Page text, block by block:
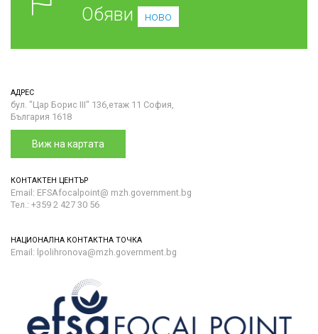
Обяви
ново
АДРЕС
бул. "Цар Борис III" 136,етаж 11 София,
България 1618
Виж на картата
КОНТАКТЕН ЦЕНТЪР
Email: EFSAfocalpoint@ mzh.government.bg
Тел.: +359 2 427 30 56
НАЦИОНАЛНА КОНТАКТНА ТОЧКА
Email: lpolihronova@mzh.government.bg